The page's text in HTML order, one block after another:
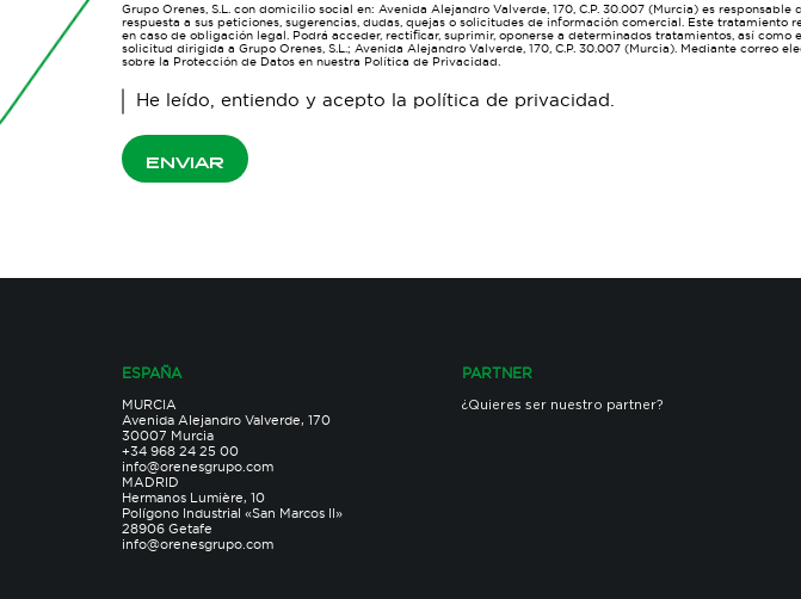
Grupo Orenes, S.L. con domicilio social en: Avenida Alejandro Valverde, 170, C.P. 30.007 (Murcia) es
respuesta a sus peticiones, sugerencias, dudas, quejas o solicitudes de información comercial. Este
en caso de obligación legal. Podrá acceder, rectificar, suprimir, oponerse a determinados tratamientos, así
solicitud dirigida a Grupo Orenes, S.L.; Avenida Alejandro Valverde, 170, C.P. 30.007 (Murcia). Mediante
sobre la Protección de Datos en nuestra Política de Privacidad.
He leído, entiendo y acepto la política de privacidad.
ENVIAR
ESPAÑA
MURCIA
Avenida Alejandro Valverde, 170
30007 Murcia
+34 968 24 25 00
info@orenesgrupo.com
MADRID
Hermanos Lumière, 10
Polígono Industrial «San Marcos II»
28906 Getafe
info@orenesgrupo.com
PARTNER
¿Quieres ser nuestro partner?